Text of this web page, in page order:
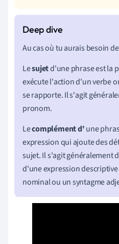
Au cas où tu aurais besoin
Lesujetd'une phrase est la
exécute l'action d'un verbe
se rapporte. Il s'agit
pronom.
Lecomplément d'une
expression qui ajoute des
sujet. Il s'agit généralement
d'une expression
nominal ou un syntagme